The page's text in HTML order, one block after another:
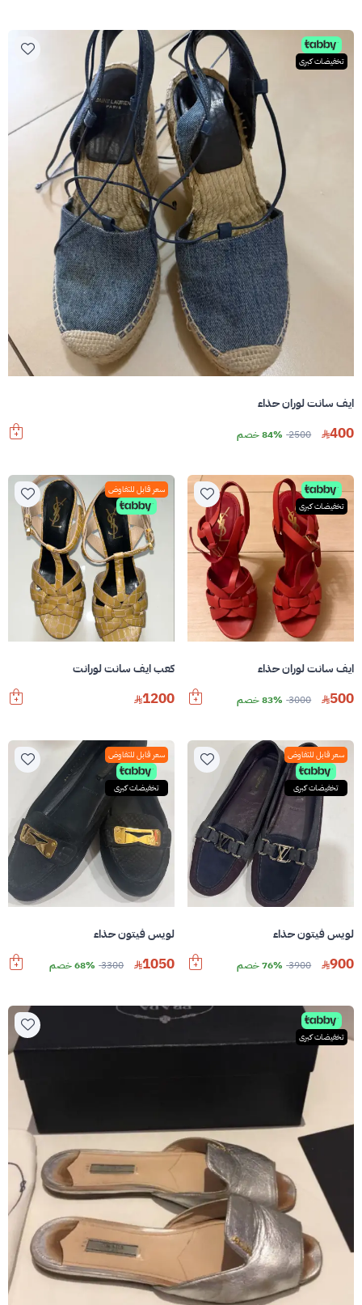
تخفيضات كبرى
ايف سانت لوران حذاء
400
2500 84% خصم
تخفيضات كبرى
ايف سانت لوران حذاء
500
3000 83% خصم
سعر قابل للتفاوض
كعب ايف سانت لورانت
1200
سعر قابل للتفاوض
تخفيضات كبرى
لويس فيتون حذاء
900
3900 76% خصم
سعر قابل للتفاوض
تخفيضات كبرى
لويس فيتون حذاء
1050
3300 68% خصم
تخفيضات كبرى